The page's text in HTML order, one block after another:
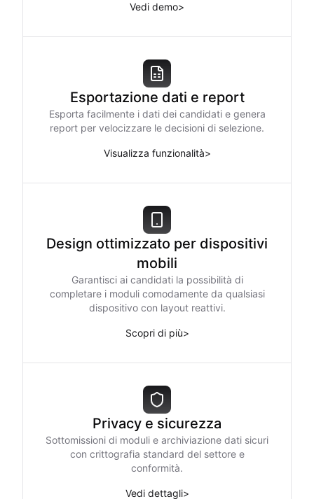
Vedi demo>
Esportazione dati e report
Esporta facilmente i dati dei candidati e genera
report per velocizzare le decisioni di selezione.
Visualizza funzionalità>
Design ottimizzato per dispositivi
mobili
Garantisci ai candidati la possibilità di
completare i moduli comodamente da qualsiasi
dispositivo con layout reattivi.
Scopri di più>
Privacy e sicurezza
Sottomissioni di moduli e archiviazione dati sicuri
con crittografia standard del settore e
conformità.
Vedi dettagli>